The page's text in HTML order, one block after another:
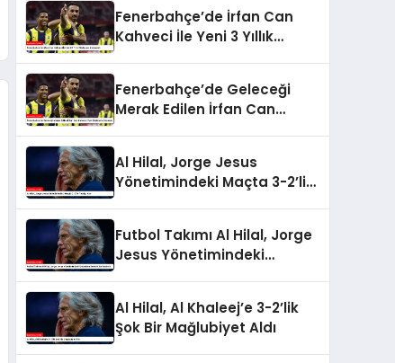
Fenerbahçe’de İrfan Can
Kahveci İle Yeni 3 Yıllık
Fenerbahçe’de Geleceği
Merak Edilen İrfan Can
Al Hilal, Jorge Jesus
Yönetimindeki Maçta 3-2’lik
Futbol Takımı Al Hilal, Jorge
Jesus Yönetimindeki
Al Hilal, Al Khaleej’e 3-2’lik
Şok Bir Mağlubiyet Aldı